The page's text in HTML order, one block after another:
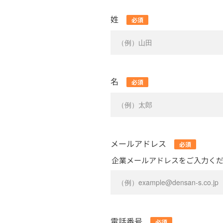
姓
名
メールアドレス
企業メールアドレスをご入力く